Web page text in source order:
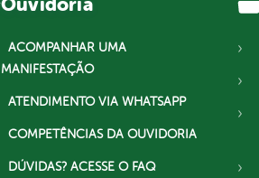
Ouvidoria
ACOMPANHAR UMA
MANIFESTAÇÃO
ATENDIMENTO VIA WHATSAPP
COMPETÊNCIAS DA OUVIDORIA
DÚVIDAS? ACESSE O FAQ